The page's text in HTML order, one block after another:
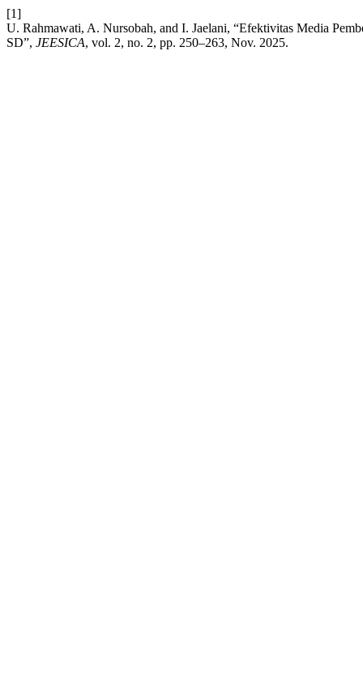
[1]
U. Rahmawati, A. Nursobah, and I. Jaelani, “Efektivitas Media
SD”, JEESICA, vol. 2, no. 2, pp. 250–263, Nov. 2025.